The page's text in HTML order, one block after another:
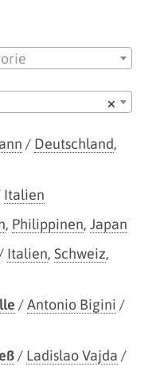
×
/ Deutschland,
Italien
, Philippinen, Japan
Italien, Schweiz,
/Antonio Bigini /
/ Ladislao Vajda /